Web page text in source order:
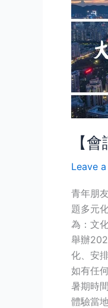
【
Leave
青年朋
題多元
為：文
舉辦
化、安
如有任
暑期時
體驗當
【會
訊】
中
港
文
化
交
流
會
年
4
月
份
會
訊